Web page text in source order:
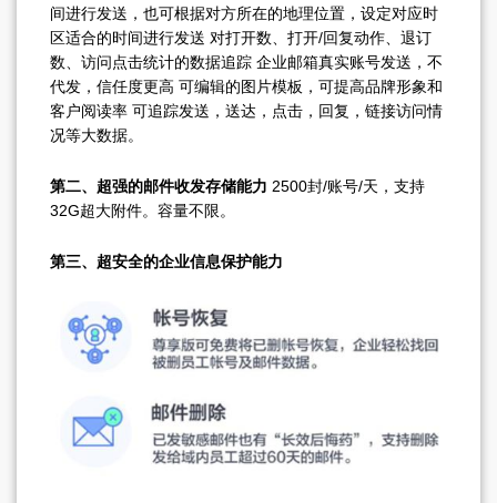
间进行发送，也可根据对方所在的地理位置，设定对应时
区适合的时间进行发送 对打开数、打开/回复动作、退订
数、访问点击统计的数据追踪 企业邮箱真实账号发送，不
代发，信任度更高 可编辑的图片模板，可提高品牌形象和
客户阅读率 可追踪发送，送达，点击，回复，链接访问情
况等大数据。
第二、超强的邮件收发存储能力 2500封/账号/天，支持
32G超大附件。容量不限。
第三、超安全的企业信息保护能力